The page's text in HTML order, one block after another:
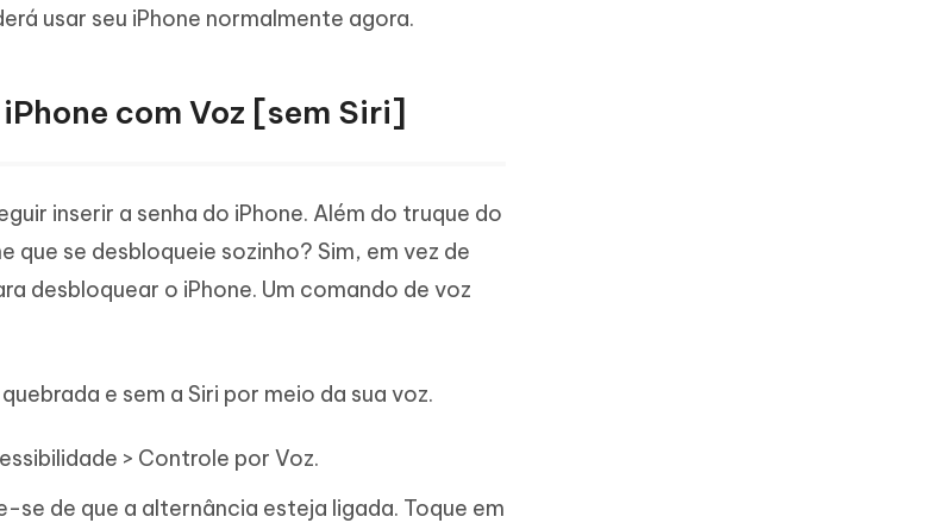
usar seu iPhone normalmente agora.
com Voz [sem Siri]
inserir a senha do iPhone. Além do truque do
que se desbloqueie sozinho? Sim, em vez de
desbloquear o iPhone. Um comando de voz
e sem a Siri por meio da sua voz.
> Controle por Voz.
de que a alternância esteja ligada. Toque em